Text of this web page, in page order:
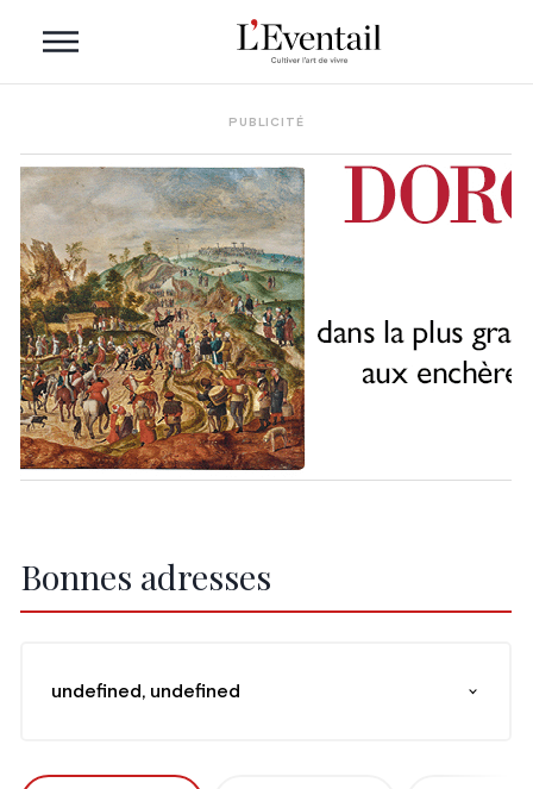
PUBLICITÉ
Bonnes adresses
undefined, undefined